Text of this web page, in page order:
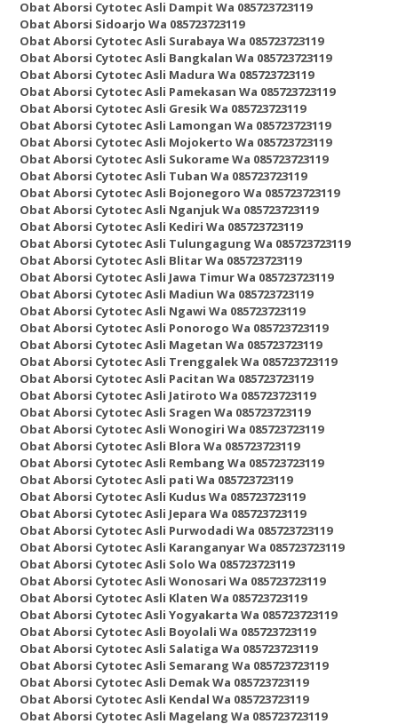
Obat Aborsi Cytotec Asli Dampit Wa 085723723119
Obat Aborsi Sidoarjo Wa 085723723119
Obat Aborsi Cytotec Asli Surabaya Wa 085723723119
Obat Aborsi Cytotec Asli Bangkalan Wa 085723723119
Obat Aborsi Cytotec Asli Madura Wa 085723723119
Obat Aborsi Cytotec Asli Pamekasan Wa 085723723119
Obat Aborsi Cytotec Asli Gresik Wa 085723723119
Obat Aborsi Cytotec Asli Lamongan Wa 085723723119
Obat Aborsi Cytotec Asli Mojokerto Wa 085723723119
Obat Aborsi Cytotec Asli Sukorame Wa 085723723119
Obat Aborsi Cytotec Asli Tuban Wa 085723723119
Obat Aborsi Cytotec Asli Bojonegoro Wa 085723723119
Obat Aborsi Cytotec Asli Nganjuk Wa 085723723119
Obat Aborsi Cytotec Asli Kediri Wa 085723723119
Obat Aborsi Cytotec Asli Tulungagung Wa 085723723119
Obat Aborsi Cytotec Asli Blitar Wa 085723723119
Obat Aborsi Cytotec Asli Jawa Timur Wa 085723723119
Obat Aborsi Cytotec Asli Madiun Wa 085723723119
Obat Aborsi Cytotec Asli Ngawi Wa 085723723119
Obat Aborsi Cytotec Asli Ponorogo Wa 085723723119
Obat Aborsi Cytotec Asli Magetan Wa 085723723119
Obat Aborsi Cytotec Asli Trenggalek Wa 085723723119
Obat Aborsi Cytotec Asli Pacitan Wa 085723723119
Obat Aborsi Cytotec Asli Jatiroto Wa 085723723119
Obat Aborsi Cytotec Asli Sragen Wa 085723723119
Obat Aborsi Cytotec Asli Wonogiri Wa 085723723119
Obat Aborsi Cytotec Asli Blora Wa 085723723119
Obat Aborsi Cytotec Asli Rembang Wa 085723723119
Obat Aborsi Cytotec Asli pati Wa 085723723119
Obat Aborsi Cytotec Asli Kudus Wa 085723723119
Obat Aborsi Cytotec Asli Jepara Wa 085723723119
Obat Aborsi Cytotec Asli Purwodadi Wa 085723723119
Obat Aborsi Cytotec Asli Karanganyar Wa 085723723119
Obat Aborsi Cytotec Asli Solo Wa 085723723119
Obat Aborsi Cytotec Asli Wonosari Wa 085723723119
Obat Aborsi Cytotec Asli Klaten Wa 085723723119
Obat Aborsi Cytotec Asli Yogyakarta Wa 085723723119
Obat Aborsi Cytotec Asli Boyolali Wa 085723723119
Obat Aborsi Cytotec Asli Salatiga Wa 085723723119
Obat Aborsi Cytotec Asli Semarang Wa 085723723119
Obat Aborsi Cytotec Asli Demak Wa 085723723119
Obat Aborsi Cytotec Asli Kendal Wa 085723723119
Obat Aborsi Cytotec Asli Magelang Wa 085723723119